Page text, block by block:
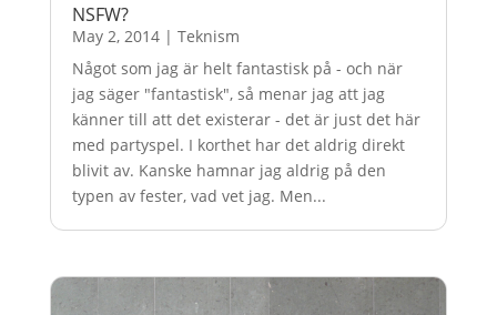
NSFW?
May 2, 2014| Teknism
Något som jag är helt fantastisk på - och när
jag säger "fantastisk", så menar jag att jag
känner till att det existerar - det är just det här
med partyspel. I korthet har det aldrig direkt
blivit av. Kanske hamnar jag aldrig på den
typen av fester, vad vet jag. Men...